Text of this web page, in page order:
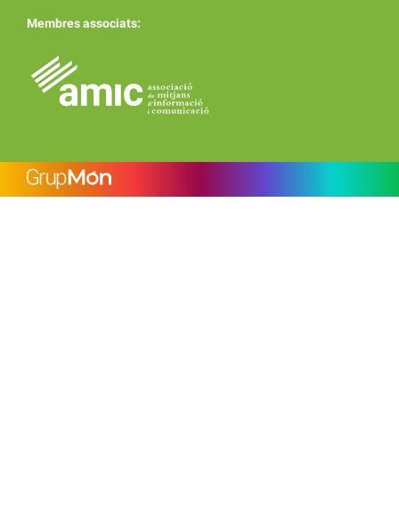
Membres associats: